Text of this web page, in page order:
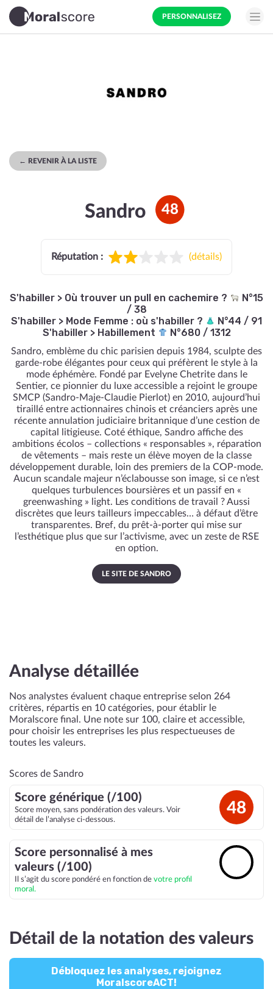
PERSONNALISEZ
← REVENIR À LA LISTE
Sandro 48
Réputation : (détails)
S'habiller > Où trouver un pull en cachemire ?
N°15
/ 38
S'habiller > Mode Femme : où s'habiller ?
N°44 / 91
S'habiller> Habillement N°680 / 1312
Sandro, emblème du chic parisien depuis 1984, sculpte des
garde-robe élégantes pour ceux qui préfèrent le style à la
mode éphémère. Fondé par Evelyne Chetrite dans le
Sentier, ce pionnier du luxe accessible a rejoint le groupe
SMCP (Sandro-Maje-Claudie Pierlot) en 2010, aujourd’hui
tiraillé entre actionnaires chinois et créanciers après une
récente annulation judiciaire britannique d’une cestion de
capital litigieuse. Coté éthique, Sandro affiche des
ambitions écolos – collections « responsables », réparation
de vêtements – mais reste un élève moyen de la classe
développement durable, loin des premiers de la COP-mode.
Aucun scandale majeur n’éclabousse son image, si ce n’est
quelques turbulences boursières et un passif en «
greenwashing » light. Les conditions de travail ? Aussi
discrètes que leurs tailleurs impeccables… à défaut d’être
transparentes. Bref, du prêt-à-porter qui mise sur
l’esthétique plus que sur l’activisme, avec un zeste de RSE
en option.
LE SITE DE SANDRO
Analyse détaillée
Nos analystes évaluent chaque entreprise selon 264
critères, répartis en 10 catégories, pour établir le
Moralscore final. Une note sur 100, claire et accessible,
pour choisir les entreprises les plus respectueuses de
toutes les valeurs.
Scores de Sandro
Score générique (/100)
Score moyen, sans pondération des valeurs. Voir
détail de l’analyse ci-dessous.
48
Score personnalisé à mes
valeurs (/100)
Il s’agit du score pondéré en fonction de votre profil
moral.
Détail de la notation des valeurs
Débloquez les analyses, rejoignez
MoralscoreACT!